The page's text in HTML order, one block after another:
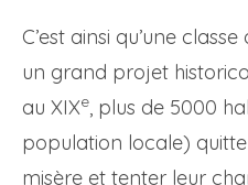
C’est ainsi qu’une classe
un grand projet
au XIXe , plus de 5000
population locale)
misère et tenter leur